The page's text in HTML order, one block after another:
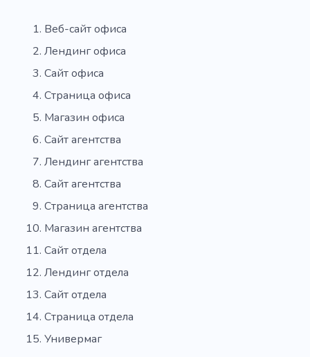
Веб-сайт офиса
Лендинг офиса
Сайт офиса
Страница офиса
Магазин офиса
Сайт агентства
Лендинг агентства
Сайт агентства
Страница агентства
Магазин агентства
Сайт отдела
Лендинг отдела
Сайт отдела
Страница отдела
Универмаг